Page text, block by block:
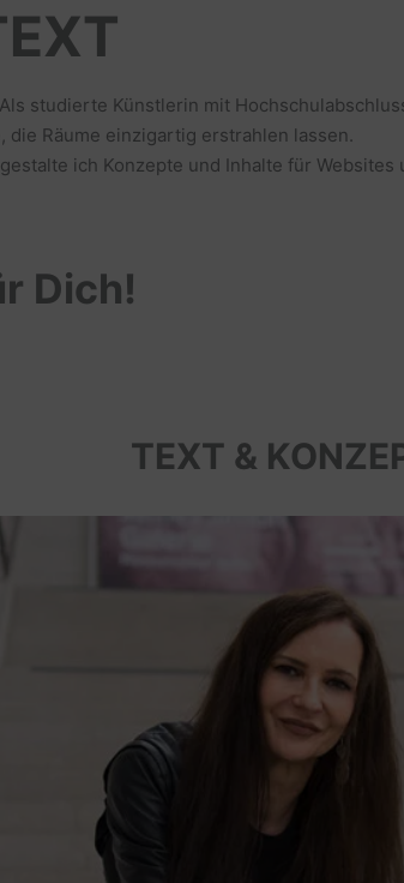
studierte Künstlerin mit
Räume einzigartig erstrahlen lassen.
ich Konzepte und Inhalte für Websites
Dich!
TEXT &